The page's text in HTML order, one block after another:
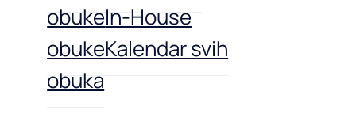
obukeIn-House
obukeKalendar svih
obuka